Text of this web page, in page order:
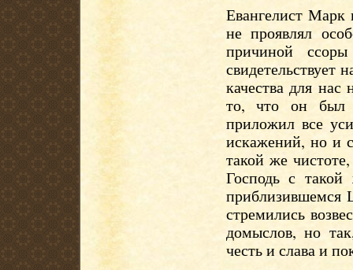
Евангелист
не проявлял
причиной
свидетельствует
качества для
то, что он был
приложил все
искажений, но и
такой же
Господь с
приблизившемся
стремились
домыслов, но
честь и слава и